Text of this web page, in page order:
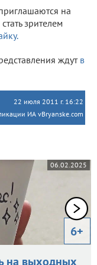
на
зрителем
ждут в
22 июля 2011 г. 16:22
ИА vBryanske.com
06.02.2025
6+
на выходных